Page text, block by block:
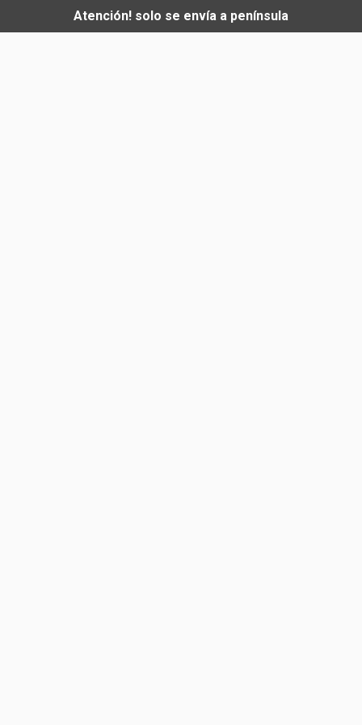
Atención! solo se envía a península